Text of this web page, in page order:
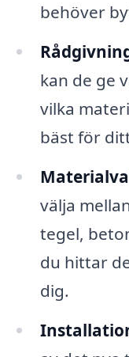
behöver
kan de ge
vilka
bäst för
välja
tegel,
du hittar
dig.